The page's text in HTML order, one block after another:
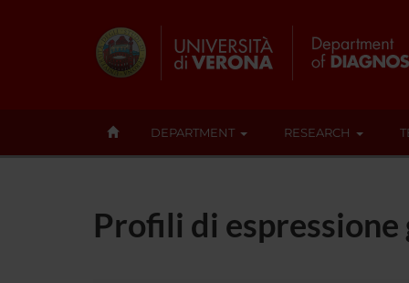
DEPARTMENT RESEARCH
Profili di